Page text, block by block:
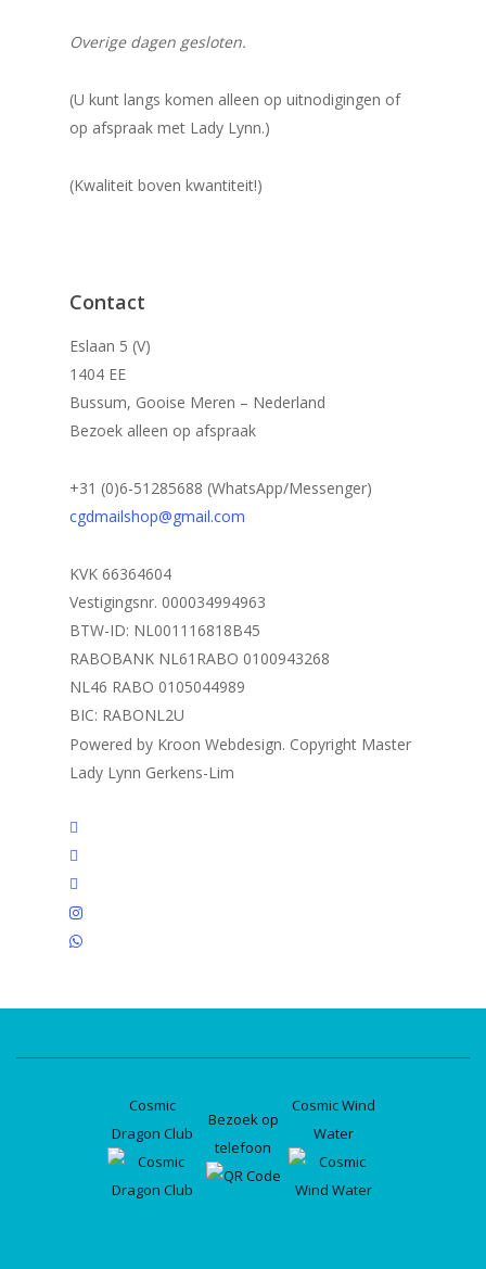
Overige dagen gesloten.
(U kunt langs komen alleen op uitnodigingen of
op afspraak met Lady Lynn.)
(Kwaliteit boven kwantiteit!)
Contact
Eslaan 5 (V)
1404 EE
Bussum, Gooise Meren – Nederland
Bezoek alleen op afspraak
+31 (0)6-51285688 (WhatsApp/Messenger)
cgdmailshop@gmail.com
KVK 66364604
Vestigingsnr. 000034994963
BTW-ID: NL001116818B45
RABOBANK NL61RABO 0100943268
NL46 RABO 0105044989
BIC: RABONL2U
Powered by Kroon Webdesign. Copyright Master
Lady Lynn Gerkens-Lim
twitter
facebook
linkedin
instagram
whatsapp
Cosmic
Dragon Club
Bezoek op
telefoon
Cosmic Wind
Water